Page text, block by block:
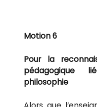
Motion 6
Pour la
pédagogique
philosophie